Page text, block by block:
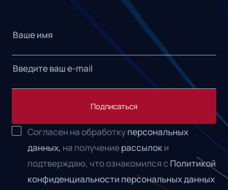
Подписаться
Согласен на обработкуперсональных
данных, на получениерассылоки
подтверждаю, что ознакомился с Политикой
конфиденциальности персональных данных